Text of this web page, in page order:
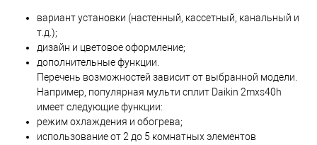
вариант установки (настенный, кассетный, канальный и
т.д.);
дизайн и цветовое оформление;
дополнительные функции.
Перечень возможностей зависит от выбранной модели.
Например, популярная мульти сплит Daikin 2mxs40h
имеет следующие функции:
режим охлаждения и обогрева;
использование от 2 до 5 комнатных элементов